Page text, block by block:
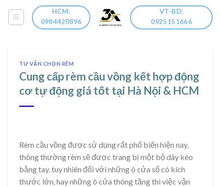
HCM:
0984420896
VT-BD:
0925151666
TƯ VẤN CHỌN RÈM
Cung cấp rèm cầu vồng kết hợp động
cơ tự động giá tốt tại Hà Nội & HCM
Rèm cầu vồng được sử dụng rất phổ biến hiện nay,
thông thường rèm sẽ được trang bị một bộ dây kéo
bằng tay. tuy nhiên đối với những ô cửa sổ có kích
thước lớn, hay những ô cửa thông tầng thì việc vận